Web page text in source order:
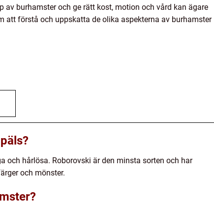
burhamster och ge rätt kost, motion och vård kan ägare
att förstå och uppskatta de olika aspekterna av burhamster
och hårlösa. Roborovski är den minsta sorten och har
och mönster.